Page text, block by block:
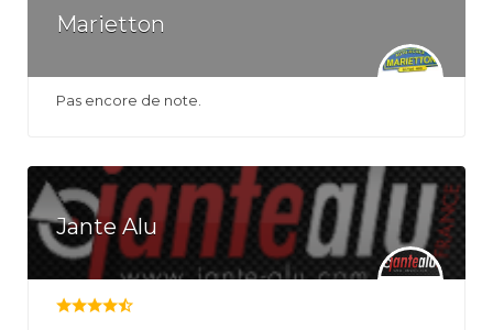
Marietton
Pas encore de note.
Jante Alu